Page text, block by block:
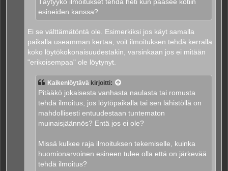
Täytyykö ilmoitukset tehdä heti kun pääsee kotiin
esineiden kanssa?
Ei se välttämätöntä ole. Esimerkiksi jos käyt samalla
paikalla useamman kertaa, voit ilmoituksen tehdä kerralla
koko löytökokonaisuudestakin, varsinkaan jos ei mitään
"erikoisempaa" ole löytynyt.
Kaikenlöytävä kirjoitti:
Pitääkö jokaisesta vanhasta naulasta tai romusta
tehdä ilmoitus, jos löytöpaikalla tai sen lähistöllä on
mahdollisesti entuudestaan tuntematon
muinaisjäännös? Entä jos ei ole?
Missä kulkee raja ilmoituksen tekemiselle, kuinka
huomionarvoinen esineen tulee olla että on järkevää
tehdä ilmoitus?